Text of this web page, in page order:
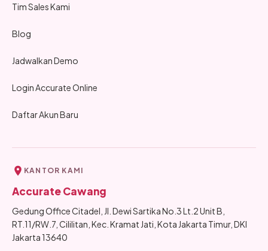
Tim Sales Kami
Blog
Jadwalkan Demo
Login Accurate Online
Daftar Akun Baru
KANTOR KAMI
Accurate Cawang
Gedung Office Citadel, Jl. Dewi Sartika No.3 Lt.2 Unit B,
RT.11/RW.7, Cililitan, Kec. Kramat Jati, Kota Jakarta Timur, DKI
Jakarta 13640